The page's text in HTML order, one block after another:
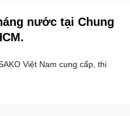
nước tại Chung
Việt Nam cung cấp, thi